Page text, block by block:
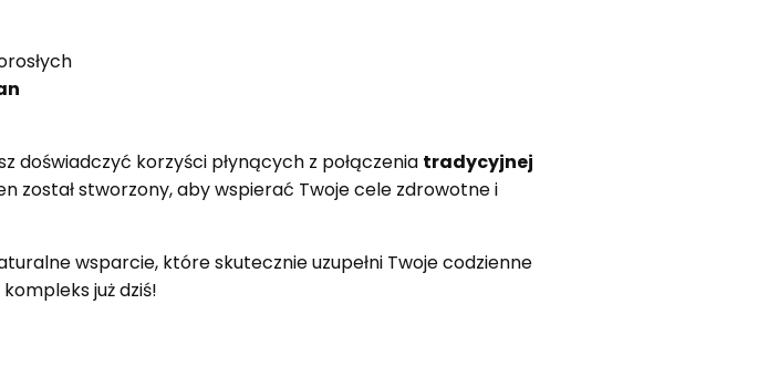
doświadczyć korzyści płynących z połączenia tradycyjnej
został stworzony, aby wspierać Twoje cele zdrowotne i
wsparcie, które skutecznie uzupełni Twoje codzienne
już dziś!